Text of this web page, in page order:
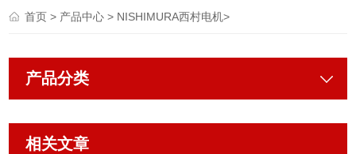
首页> 产品中心> NISHIMURA西村电机>
产品分类
相关文章